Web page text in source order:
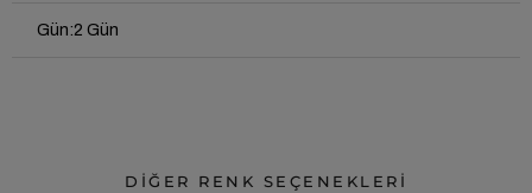
Gün:2 Gün
DİĞER RENK SEÇENEKLERİ